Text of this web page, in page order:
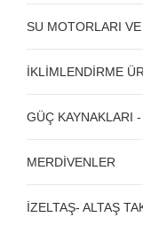
SU MOTORLARI
İKLİMLENDİRME
GÜÇ KAYNAKLARI
MERDİVENLER
İZELTAŞ- ALTAŞ